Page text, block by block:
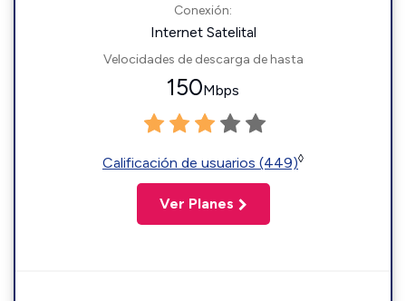
Conexión:
Internet Satelital
Velocidades de descarga de hasta
150Mbps
Calificación de usuarios (449)◊
Ver Planes